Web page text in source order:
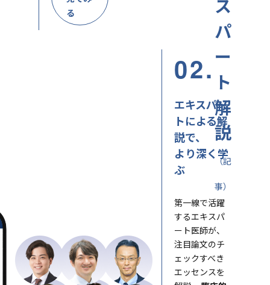
る
02.
ス
パ
ー
ト
解
説
（記
事）
エキスパー
トによる解
説で、
より深く学
ぶ
第一線で活躍
するエキスパ
ート医師が、
注目論文のチ
ェックすべき
エッセンスを